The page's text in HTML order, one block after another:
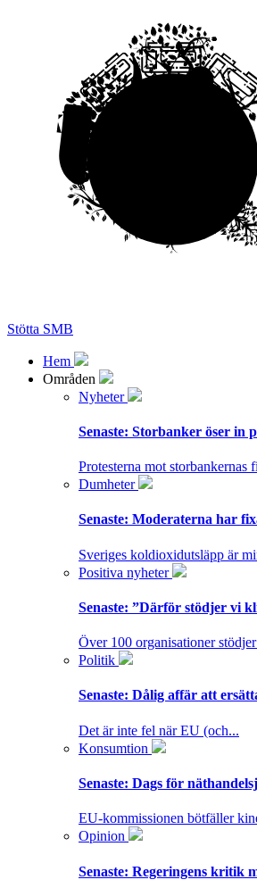
Stötta SMB
Hem
Områden
Nyheter
Senaste: Storbanker öser in
Protesterna mot storbankernas
Dumheter
Senaste: Moderaterna har
Sveriges koldioxidutsläpp är
Positiva nyheter
Senaste: ”Därför stödjer vi
Över 100 organisationer
Politik
Senaste: Dålig affär att
Det är inte fel när EU (och...
Konsumtion
Senaste: Dags för
EU-kommissionen bötfäller
Opinion
Senaste: Regeringens kritik